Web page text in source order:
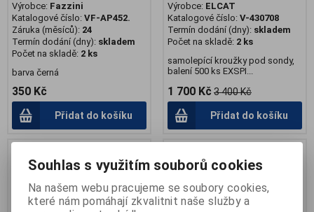
Výrobce: Fazzini
Katalogové číslo: VF-AP452.
Záruka (měsíců): 24
Termín dodání (dny): skladem
Počet na skladě: 2 ks
barva černá
350 Kč
Přidat do košíku
Výrobce: ELCAT
Katalogové číslo: V-430708
Termín dodání (dny): skladem
Počet na skladě: 2 ks
samolepící kroužky pod sondy,
balení 500 ks EXSPI...
1 700 Kč 3 400 Kč
Přidat do košíku
Souhlas s využitím souborů cookies
Na našem webu pracujeme se soubory cookies,
které nám pomáhají zkvalitnit naše služby a